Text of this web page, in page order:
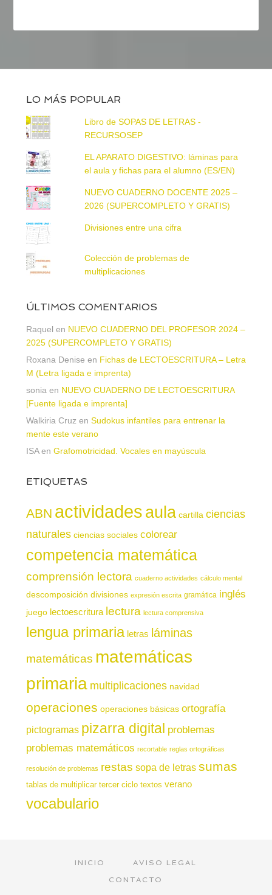
LO MÁS POPULAR
Libro de SOPAS DE LETRAS -
RECURSOSEP
EL APARATO DIGESTIVO: láminas para
el aula y fichas para el alumno (ES/EN)
NUEVO CUADERNO DOCENTE 2025 –
2026 (SUPERCOMPLETO Y GRATIS)
Divisiones entre una cifra
Colección de problemas de
multiplicaciones
ÚLTIMOS COMENTARIOS
Raquel en NUEVO CUADERNO DEL PROFESOR 2024 –
2025 (SUPERCOMPLETO Y GRATIS)
Roxana Denise en Fichas de LECTOESCRITURA – Letra
M (Letra ligada e imprenta)
sonia en NUEVO CUADERNO DE LECTOESCRITURA
[Fuente ligada e imprenta]
Walkiria Cruz en Sudokus infantiles para entrenar la
mente este verano
ISAen Grafomotricidad. Vocales en mayúscula
ETIQUETAS
ABN actividadesaula cartilla ciencias
naturales ciencias sociales colorear
competencia matemática
comprensión lectora cuaderno actividades cálculo mental
descomposición divisiones expresión escrita gramática inglés
juego lectoescritura lectura lectura comprensiva
lengua primaria letras láminas
matemáticas matemáticas
primaria multiplicaciones navidad
operaciones operaciones básicas ortografía
pictogramas pizarra digital problemas
problemas matemáticos recortable reglas ortográficas
resolución de problemas restas sopa de letras sumas
tablas de multiplicar tercer ciclo textos verano
vocabulario
INICIO
AVISO LEGAL
CONTACTO